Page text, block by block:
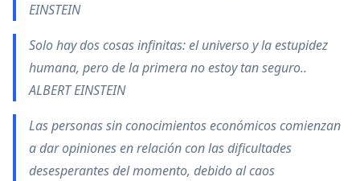
EINSTEIN
Solo hay dos cosas infinitas: el universo y la estupidez
humana, pero de la primera no estoy tan seguro..
ALBERT EINSTEIN
Las personas sin conocimientos económicos comienzan
a dar opiniones en relación con las dificultades
desesperantes del momento, debido al caos